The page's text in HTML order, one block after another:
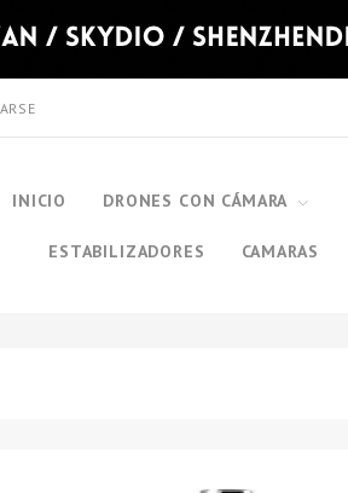
INICIO DRONES CON CÁMARA
ESTABILIZADORES CAMARAS